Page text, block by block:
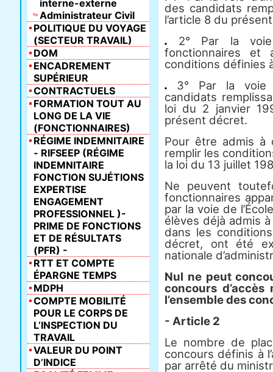
des candidats
l’article 8 du
2° Par la voie
fonctionnaires et
conditions définies
3° Par la voie
candidats
loi du 2 janvier
présent décret.
Pour être admis à
remplir les
la loi du 13 juillet
Ne peuvent
fonctionnaires
par la voie de
élèves déjà admis
dans les
décret, ont été
nationale
Nul ne peut
concours
l’ensemble des
- Article 2
Le nombre de
concours définis à
par arrêté du
interne-externe
Administrateur Civil
POLITIQUE DU VOYAGE
(SECTEUR TRAVAIL)
DOM
ENCADREMENT
SUPÉRIEUR
CONTRACTUELS
FORMATION TOUT AU
LONG DE LA VIE
(FONCTIONNAIRES)
RÉGIME INDEMNITAIRE
- RIFSEEP (RÉGIME
INDEMNITAIRE
FONCTION SUJÉTIONS
EXPERTISE
ENGAGEMENT
PROFESSIONNEL )-
PRIME DE FONCTIONS
ET DE RÉSULTATS
(PFR) -
RTT ET COMPTE
ÉPARGNE TEMPS
MDPH
COMPTE MOBILITÉ
POUR LE CORPS DE
L’INSPECTION DU
TRAVAIL
VALEUR DU POINT
D’INDICE